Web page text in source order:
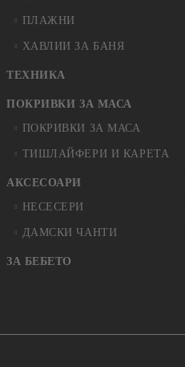
ПЛАЖНИ
ХАВЛИИ ЗА БАНЯ
ТЕХНИКА
ПОКРИВКИ ЗА МАСА
ПОКРИВКИ ЗА МАСА
ТИШЛАЙФЕРИ И КАРЕТА
АКСЕСОАРИ
НЕСЕСЕРИ
ДАМСКИ ЧАНТИ
ЗА БЕБЕТО